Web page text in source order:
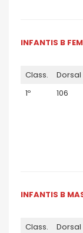
INFANTIS B
Class. Dorsal
1º
106
INFANTIS B
Class. Dorsal